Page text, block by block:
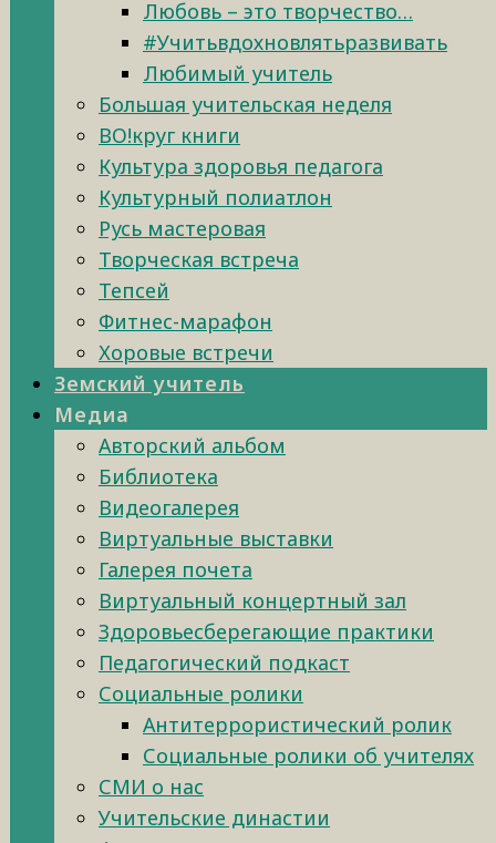
Любовь – это творчество…
#Учитьвдохновлятьразвивать
Любимый учитель
Большая учительская неделя
ВО!круг книги
Культура здоровья педагога
Культурный полиатлон
Русь мастеровая
Творческая встреча
Тепсей
Фитнес-марафон
Хоровые встречи
Земский учитель
Медиа
Авторский альбом
Библиотека
Видеогалерея
Виртуальные выставки
Галерея почета
Виртуальный концертный зал
Здоровьесберегающие практики
Педагогический подкаст
Социальные ролики
Антитеррористический ролик
Социальные ролики об учителях
СМИ о нас
Учительские династии